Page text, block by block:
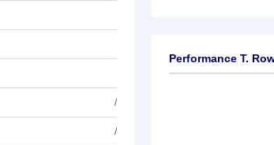
/
/
Performance T.